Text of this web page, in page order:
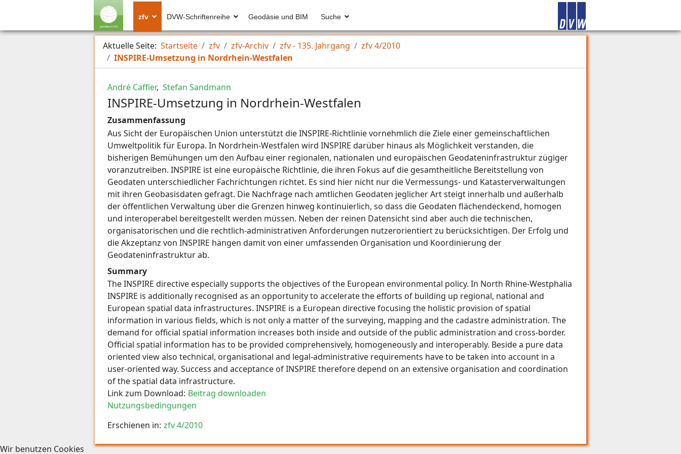
zfv DVW-Schriftenreihe Geodäsie und BIM Suche
Aktuelle Seite: Startseite zfv zfv-Archiv zfv - 135. Jahrgang
zfv 4/2010
INSPIRE-Umsetzung in Nordrhein-Westfalen
André Caffier, Stefan Sandmann
INSPIRE-Umsetzung in Nordrhein-Westfalen
Zusammenfassung
Aus Sicht der Europäischen Union unterstützt die INSPIRE-Richtlinie vornehmlich die Ziele einer gemeinschaftlichen
Umweltpolitik für Europa. In Nordrhein-Westfalen wird INSPIRE darüber hinaus als Möglichkeit verstanden, die
bisherigen Bemühungen um den Aufbau einer regionalen, nationalen und europäischen Geodateninfrastruktur zügiger
voranzutreiben. INSPIRE ist eine europäische Richtlinie, die ihren Fokus auf die gesamtheitliche Bereitstellung von
Geodaten unterschiedlicher Fachrichtungen richtet. Es sind hier nicht nur die Vermessungs- und Katasterverwaltungen
mit ihren Geobasisdaten gefragt. Die Nachfrage nach amtlichen Geodaten jeglicher Art steigt innerhalb und außerhalb
der öffentlichen Verwaltung über die Grenzen hinweg kontinuierlich, so dass die Geodaten flächendeckend, homogen
und interoperabel bereitgestellt werden müssen. Neben der reinen Datensicht sind aber auch die technischen,
organisatorischen und die rechtlich-administrativen Anforderungen nutzerorientiert zu berücksichtigen. Der Erfolg und
die Akzeptanz von INSPIRE hängen damit von einer umfassenden Organisation und Koordinierung der
Geodateninfrastruktur ab.
Summary
The INSPIRE directive especially supports the objectives of the European environmental policy. In North Rhine-Westphalia
INSPIRE is additionally recognised as an opportunity to accelerate the efforts of building up regional, national and
European spatial data infrastructures. INSPIRE is a European directive focusing the holistic provision of spatial
information in various fields, which is not only a matter of the surveying, mapping and the cadastre administration. The
demand for official spatial information increases both inside and outside of the public administration and cross-border.
Official spatial information has to be provided comprehensively, homogeneously and interoperably. Beside a pure data
oriented view also technical, organisational and legal-administrative requirements have to be taken into account in a
user-oriented way. Success and acceptance of INSPIRE therefore depend on an extensive organisation and coordination
of the spatial data infrastructure.
Link zum Download: Beitrag downloaden
Nutzungsbedingungen
Erschienen in: zfv 4/2010
Wir benutzen Cookies